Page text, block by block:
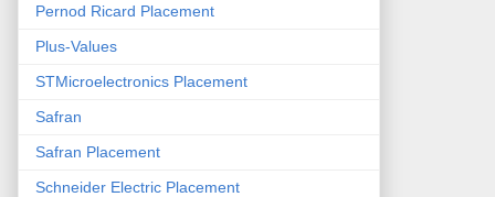
Pernod Ricard Placement
Plus-Values
STMicroelectronics Placement
Safran
Safran Placement
Schneider Electric Placement